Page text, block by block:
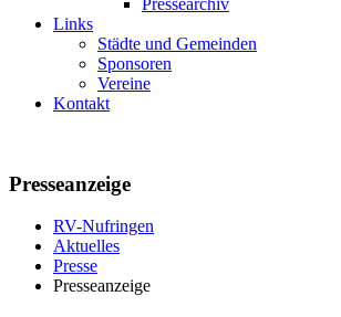
Links
Städte und Gemeinden
Sponsoren
Vereine
Kontakt
Presseanzeige
RV-Nufringen
Aktuelles
Presse
Presseanzeige